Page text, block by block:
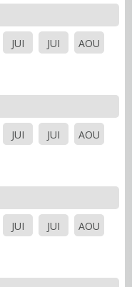
JUI JUI
AOU
JUI JUI
AOU
JUI JUI
AOU